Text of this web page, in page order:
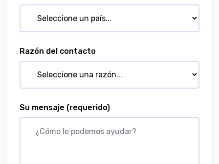
Razón del contacto
Su mensaje (requerido)